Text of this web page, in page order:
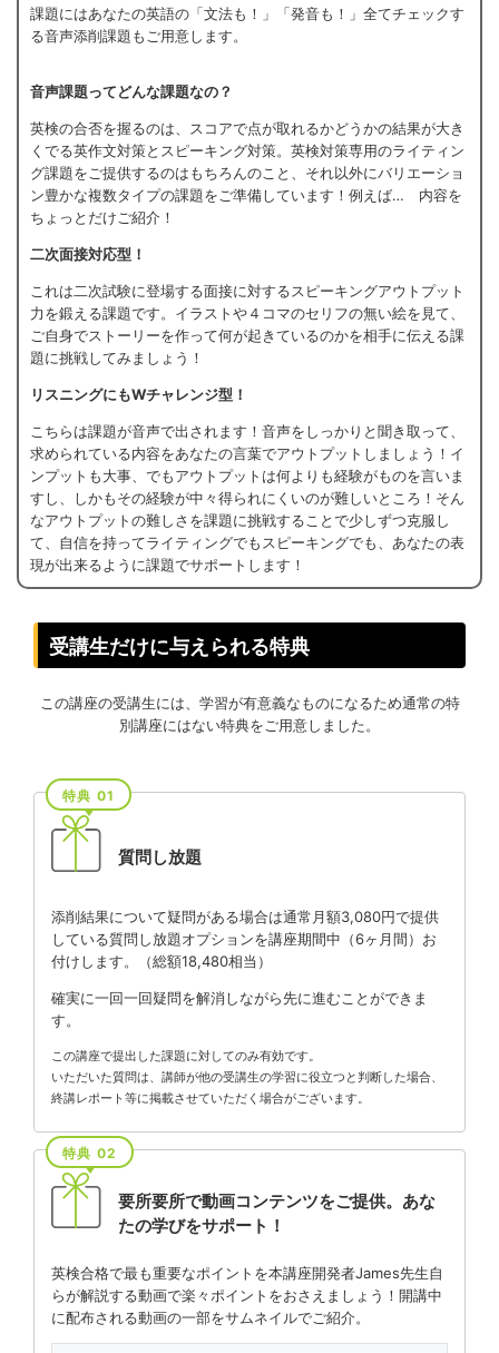
課題にはあなたの英語の「文法も！」「発音も！」全てチェックす
る音声添削課題もご用意します。
音声課題ってどんな課題なの？
英検の合否を握るのは、スコアで点が取れるかどうかの結果が大き
くでる英作文対策とスピーキング対策。英検対策専用のライティン
グ課題をご提供するのはもちろんのこと、それ以外にバリエーショ
ン豊かな複数タイプの課題をご準備しています！例えば… 内容を
ちょっとだけご紹介！
二次面接対応型！
これは二次試験に登場する面接に対するスピーキングアウトプット
力を鍛える課題です。イラストや４コマのセリフの無い絵を見て、
ご自身でストーリーを作って何が起きているのかを相手に伝える課
題に挑戦してみましょう！
リスニングにもWチャレンジ型！
こちらは課題が音声で出されます！音声をしっかりと聞き取って、
求められている内容をあなたの言葉でアウトプットしましょう！イ
ンプットも大事、でもアウトプットは何よりも経験がものを言いま
すし、しかもその経験が中々得られにくいのが難しいところ！そん
なアウトプットの難しさを課題に挑戦することで少しずつ克服し
て、自信を持ってライティングでもスピーキングでも、あなたの表
現が出来るように課題でサポートします！
受講生だけに与えられる特典
この講座の受講生には、学習が有意義なものになるため通常の特
別講座にはない特典をご用意しました。
特典 01
質問し放題
添削結果について疑問がある場合は通常月額3,080円で提供
している質問し放題オプションを講座期間中（6ヶ月間）お
付けします。（総額18,480相当）
確実に一回一回疑問を解消しながら先に進むことができま
す。
この講座で提出した課題に対してのみ有効です。
いただいた質問は、講師が他の受講生の学習に役立つと判断した場合、
終講レポート等に掲載させていただく場合がございます。
特典 02
要所要所で動画コンテンツをご提供。 あな
たの学びをサポート！
英検合格で最も重要なポイントを本講座開発者James先生自
らが解説する動画で楽々ポイントをおさえましょう！ 開講中
に配布される動画の一部をサムネイルでご紹介。